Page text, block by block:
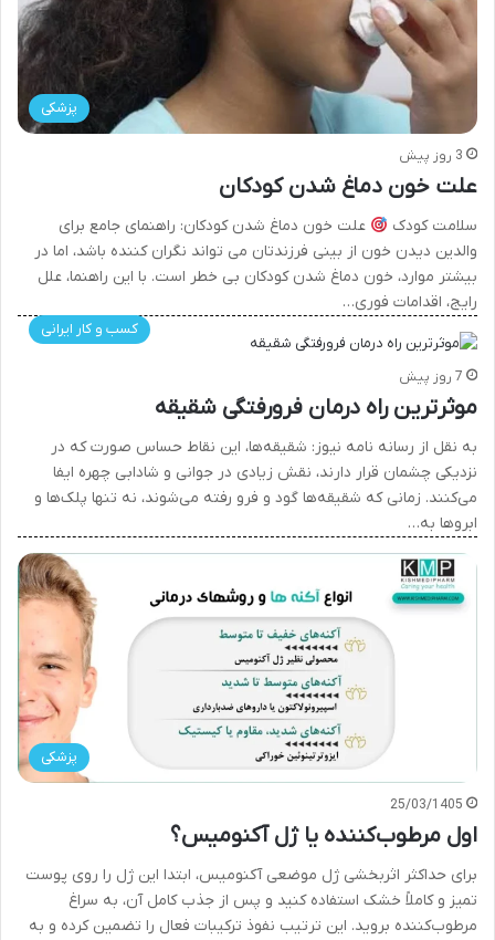
پزشکی
3 روز پیش
علت خون دماغ شدن کودکان
سلامت کودک
علت خون دماغ شدن کودکان: راهنمای جامع برای
والدین دیدن خون از بینی فرزندتان می تواند نگران کننده باشد، اما در
بیشتر موارد، خون دماغ شدن کودکان بی خطر است. با این راهنما، علل
رایج، اقدامات فوری…
کسب و کار ایرانی
7 روز پیش
موثرترین راه درمان فرورفتگی شقیقه
به نقل از رسانه نامه نیوز: شقیقه‌ها، این نقاط حساس صورت که در
نزدیکی چشمان قرار دارند، نقش زیادی در جوانی و شادابی چهره ایفا
می‌کنند. زمانی که شقیقه‌ها گود و فرو رفته می‌شوند، نه تنها پلک‌ها و
ابروها به…
پزشکی
25/03/1405
اول مرطوب‌کننده یا ژل آکنومیس؟
برای حداکثر اثربخشی ژل موضعی آکنومیس، ابتدا این ژل را روی پوست
تمیز و کاملاً خشک استفاده کنید و پس از جذب کامل آن، به سراغ
مرطوب‌کننده بروید. این ترتیب نفوذ ترکیبات فعال را تضمین کرده و به